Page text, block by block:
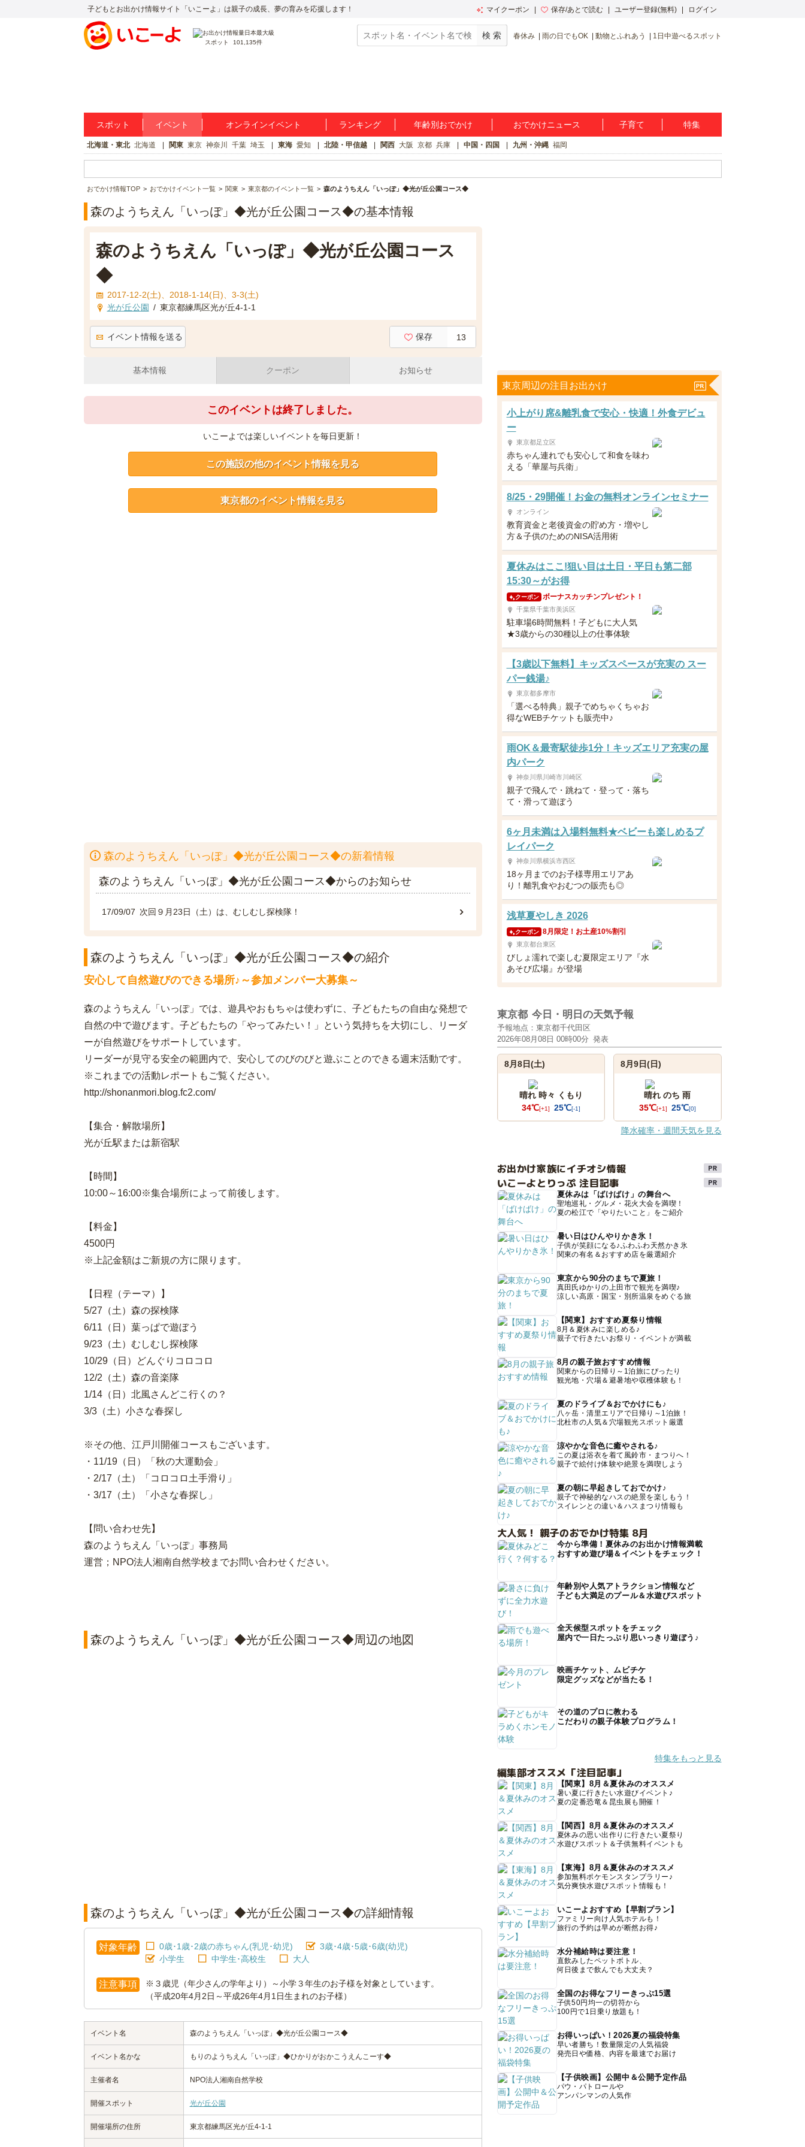
子どもとお出かけ情報サイト「いこーよ」は親子の成長、夢の育みを応援します！ マイクーポン 保存/あとで読む ユーザー登録(無料) ログイン
スポット 101,135件
春休み 雨の日でもOK 動物とふれあう 1日中遊べるスポット
スポット イベント オンラインイベント ランキング 年齢別おでかけ おでかけニュース 子育て 特集
北海道・東北 北海道 関東 東京 神奈川 千葉 埼玉 東海 愛知 北陸・甲信越 関西 大阪 京都 兵庫 中国・四国 九州・沖縄 福岡
おでかけ情報TOP おでかけイベント一覧 関東 東京都のイベント一覧 森のようちえん「いっぽ」◆光が丘公園コース◆
森のようちえん「いっぽ」◆光が丘公園コース◆の基本情報
森のようちえん「いっぽ」◆光が丘公園コース
◆
2017-12-2(土)、2018-1-14(日)、3-3(土)
光が丘公園 / 東京都練馬区光が丘4-1-1
イベント情報を送る 保存 13
基本情報 クーポン お知らせ
このイベントは終了しました。
いこーよでは楽しいイベントを毎日更新！
この施設の他のイベント情報を見る
東京都のイベント情報を見る
森のようちえん「いっぽ」◆光が丘公園コース◆の新着情報
森のようちえん「いっぽ」◆光が丘公園コース◆からのお知らせ
17/09/07 次回９月23日（土）は、むしむし探検隊！
森のようちえん「いっぽ」◆光が丘公園コース◆の紹介
安心して自然遊びのできる場所♪～参加メンバー大募集～
森のようちえん「いっぽ」では、遊具やおもちゃは使わずに、子どもたちの自由な発想で
自然の中で遊びます。子どもたちの「やってみたい！」という気持ちを大切にし、リーダ
ーが自然遊びをサポートしています。
リーダーが見守る安全の範囲内で、安心してのびのびと遊ぶことのできる週末活動です。
※これまでの活動レポートもご覧ください。
http://shonanmori.blog.fc2.com/
【集合・解散場所】
光が丘駅または新宿駅
【時間】
10:00～16:00※集合場所によって前後します。
【料金】
4500円
※上記金額はご新規の方に限ります。
【日程（テーマ）】
5/27（土）森の探検隊
6/11（日）葉っぱで遊ぼう
9/23（土）むしむし探検隊
10/29（日）どんぐりコロコロ
12/2（土）森の音楽隊
1/14（日）北風さんどこ行くの？
3/3（土）小さな春探し
※その他、江戸川開催コースもございます。
・11/19（日）「秋の大運動会」
・2/17（土）「コロコロ土手滑り」
・3/17（土）「小さな春探し」
【問い合わせ先】
森のようちえん「いっぽ」事務局
運営；NPO法人湘南自然学校までお問い合わせください。
森のようちえん「いっぽ」◆光が丘公園コース◆周辺の地図
森のようちえん「いっぽ」◆光が丘公園コース◆の詳細情報
対象年齢 0歳･1歳･2歳の赤ちゃん(乳児･幼児)
3歳･4歳･5歳･6歳(幼児)
小学生
中学生･高校生 大人
注意事項
※３歳児（年少さんの学年より）～小学３年生のお子様を対象としています。
（平成20年4月2日～平成26年4月1日生まれのお子様）
イベント名 森のようちえん「いっぽ」◆光が丘公園コース◆
イベント名かな もりのようちえん「いっぽ」◆ひかりがおかこうえんこーす◆
主催者名 NPO法人湘南自然学校
開催スポット 光が丘公園
開催場所の住所 東京都練馬区光が丘4-1-1
東京周辺の注目お出かけ
小上がり席&離乳食で安心・快適！外食デビュ
ー
東京都足立区
赤ちゃん連れでも安心して和食を味わ
える「華屋与兵衛」
8/25・29開催！お金の無料オンラインセミナー
オンライン
教育資金と老後資金の貯め方・増やし
方＆子供のためのNISA活用術
夏休みはここ!狙い目は土日・平日も第二部
15:30～がお得
クーポン ボーナスカッチンプレゼント！
千葉県千葉市美浜区
駐車場6時間無料！子どもに大人気
★3歳からの30種以上の仕事体験
【3歳以下無料】キッズスペースが充実の スー
パー銭湯♪
東京都多摩市
「選べる特典」親子でめちゃくちゃお
得なWEBチケットも販売中♪
雨OK＆最寄駅徒歩1分！キッズエリア充実の屋
内パーク
神奈川県川崎市川崎区
親子で飛んで・跳ねて・登って・落ち
て・滑って遊ぼう
6ヶ月未満は入場料無料★ベビーも楽しめるプ
レイパーク
神奈川県横浜市西区
18ヶ月までのお子様専用エリアあ
り！離乳食やおむつの販売も◎
浅草夏やしき 2026
クーポン 8月限定！お土産10%割引
東京都台東区
びしょ濡れで楽しむ夏限定エリア『水
あそび広場』が登場
東京都 今日・明日の天気予報
予報地点：東京都千代田区
2026年08月08日 00時00分 発表
8月8日(土)
晴れ 時々 くもり
34℃[+1] 25℃[-1]
8月9日(日)
晴れ のち 雨
35℃[+1] 25℃[0]
降水確率・週間天気を見る
お出かけ家族にイチオシ情報
いこーよとりっぷ 注目記事
夏休みは「ばけばけ」の舞台へ
聖地巡礼・グルメ・花火大会を満喫！
夏の松江で「やりたいこと」をご紹介
暑い日はひんやりかき氷！
子供が笑顔になる♪ふわふわ天然かき氷
関東の有名＆おすすめ店を厳選紹介
東京から90分のまちで夏旅！
真田氏ゆかりの上田市で観光を満喫♪
涼しい高原・国宝・別所温泉をめぐる旅
【関東】おすすめ夏祭り情報
8月＆夏休みに楽しめる♪
親子で行きたいお祭り・イベントが満載
8月の親子旅おすすめ情報
関東からの日帰り～1泊旅にぴったり
観光地・穴場＆避暑地や収穫体験も！
夏のドライブ＆おでかけにも♪
八ヶ岳・清里エリアで日帰り～1泊旅！
北杜市の人気＆穴場観光スポット厳選
涼やかな音色に癒やされる♪
この夏は浴衣を着て風鈴市・まつりへ！
親子で絵付け体験や絶景を満喫しよう
夏の朝に早起きしておでかけ♪
親子で神秘的なハスの絶景を楽しもう！
スイレンとの違い＆ハスまつり情報も
大人気！ 親子のおでかけ特集 8月
今から準備！夏休みのお出かけ情報満載
おすすめ遊び場＆イベントをチェック！
年齢別や人気アトラクション情報など
子ども大満足のプール＆水遊びスポット
全天候型スポットをチェック
屋内で一日たっぷり思いっきり遊ぼう♪
映画チケット、ムビチケ
限定グッズなどが当たる！
その道のプロに教わる
こだわりの親子体験プログラム！
特集をもっと見る
編集部オススメ「注目記事」
【関東】8月＆夏休みのオススメ
暑い夏に行きたい水遊びイベント♪
夏の定番恐竜＆昆虫展も開催！
【関西】8月＆夏休みのオススメ
夏休みの思い出作りに行きたい夏祭り
水遊びスポット＆子供無料イベントも
【東海】8月＆夏休みのオススメ
参加無料ポケモンスタンプラリー♪
気分爽快水遊びスポット情報も！
いこーよおすすめ【早割プラン】
ファミリー向け人気ホテルも！
旅行の予約は早めが断然お得♪
水分補給時は要注意！
直飲みしたペットボトル、
何日後まで飲んでも大丈夫？
全国のお得なフリーきっぷ15選
子供50円均一の切符から
100円で1日乗り放題も！
お得いっぱい！2026夏の福袋特集
早い者勝ち！数量限定の人気福袋
発売日や価格、内容を最速でお届け
【子供映画】公開中＆公開予定作品
パウ・パトロールや
アンパンマンの人気作